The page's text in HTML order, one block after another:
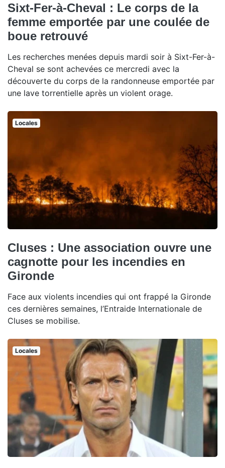
Sixt-Fer-à-Cheval : Le corps de la
femme emportée par une coulée de
boue retrouvé
Les recherches menées depuis mardi soir à Sixt-Fer-à-
Cheval se sont achevées ce mercredi avec la
découverte du corps de la randonneuse emportée par
une lave torrentielle après un violent orage.
Locales
Cluses : Une association ouvre une
cagnotte pour les incendies en
Gironde
Face aux violents incendies qui ont frappé la Gironde
ces dernières semaines, l’Entraide Internationale de
Cluses se mobilise.
Locales